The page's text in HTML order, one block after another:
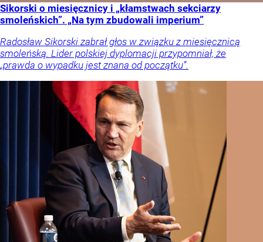
Sikorski o miesięcznicy i „kłamstwach sekciarzy
smoleńskich”. „Na tym zbudowali imperium”
Radosław Sikorski zabrał głos w związku z miesięcznicą
smoleńską. Lider polskiej dyplomacji przypomniał, że
„prawda o wypadku jest znana od początku”.